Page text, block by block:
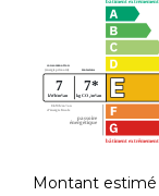
Montant estimé